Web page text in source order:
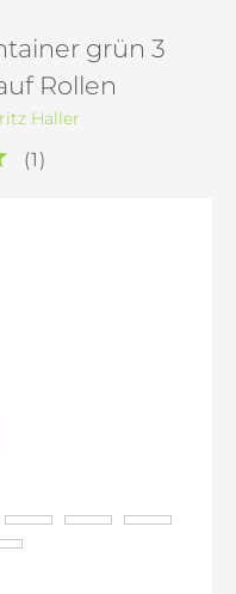
grün 3
Rollen
Haller
(1 )